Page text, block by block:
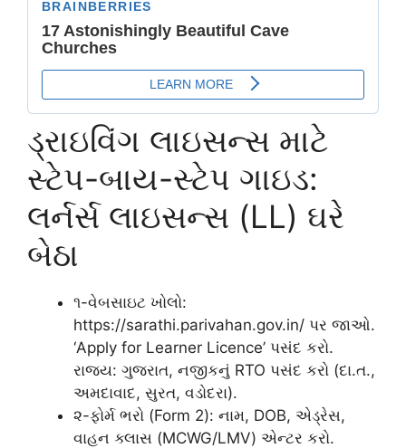
ડ્રાઇવિંગ લાઇસન્સ માટે
સ્ટેપ-બાય-સ્ટેપ ગાઇડ:
લર્નર્સ લાઇસન્સ (LL) ઘરે
બેઠા
૧-વેબસાઇટ ખોલો:
https://sarathi.parivahan.gov.in/ પર જાઓ.
‘Apply for Learner Licence’ પસંદ કરો.
રાજ્ય: ગુજરાત, નજીકનું RTO પસંદ કરો (દા.ત.,
અમદાવાદ, સુરત, વડોદરા).
૨-ફોર્મ ભરો (Form 2): નામ, DOB, એડ્રેસ,
વાહન ક્લાસ (MCWG/LMV) એન્ટર કરો.